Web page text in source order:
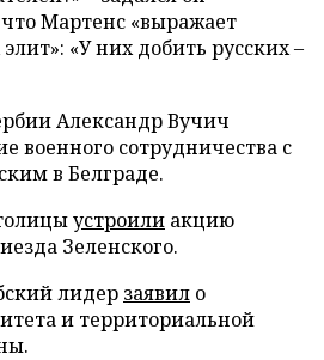
Мартенс «выражает
«У них добить русских –
Александр Вучич
военного сотрудничества с
в Белграде.
устроили акцию
Зеленского.
лидер заявил о
и территориальной